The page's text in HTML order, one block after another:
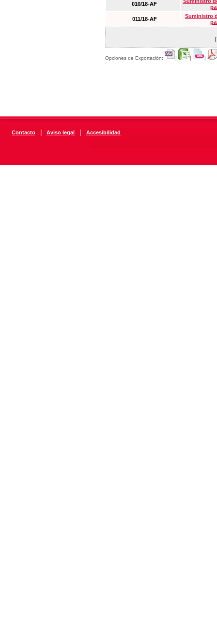
010/18-AF
011/18-AF
Suministro
Opciones de Exportación: | | |
Contacto | Aviso legal | Accesibilidad